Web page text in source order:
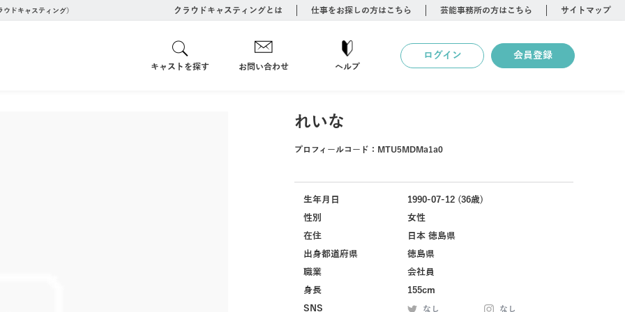
ドキャスティング） クラウドキャスティングとは 仕事をお探しの方はこちら 芸能事務所の方はこちら サイトマップ
キャストを探す お問い合わせ ヘルプ
ログイン 会員登録
れいな
プロフィールコード： MTU5MDMa1a0
生年月日
1990-07-12 (36歳)
性別
女性
在住
日本 徳島県
出身都道府県
徳島県
職業
会社員
身長
155cm
SNS
なし なし